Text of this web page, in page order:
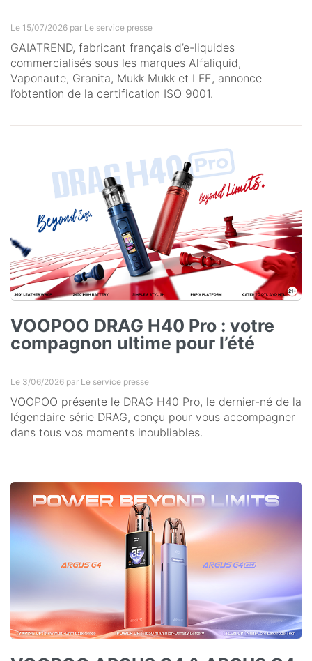
Le 15/07/2026 par Le service presse
GAIATREND, fabricant français d’e-liquides
commercialisés sous les marques Alfaliquid,
Vaponaute, Granita, Mukk Mukk et LFE, annonce
l’obtention de la certification ISO 9001.
VOOPOO DRAG H40 Pro : votre
compagnon ultime pour l’été
Le 3/06/2026 par Le service presse
VOOPOO présente le DRAG H40 Pro, le dernier-né de la
légendaire série DRAG, conçu pour vous accompagner
dans tous vos moments inoubliables.